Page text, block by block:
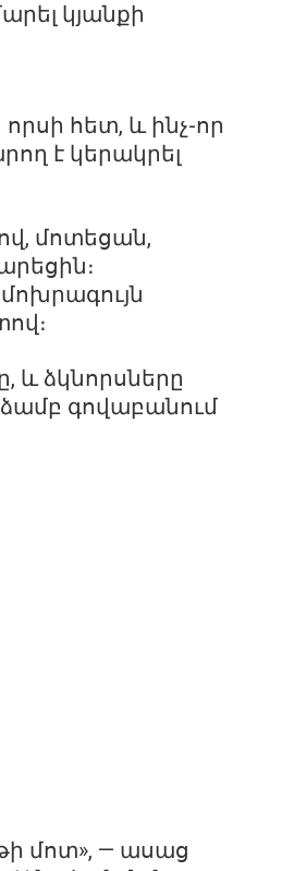
կյանքի
հետ, և ինչ-որ
է կերակրել
մոտեցան,
և ձկնորսները
գովաբանում
մոտ», — ասաց